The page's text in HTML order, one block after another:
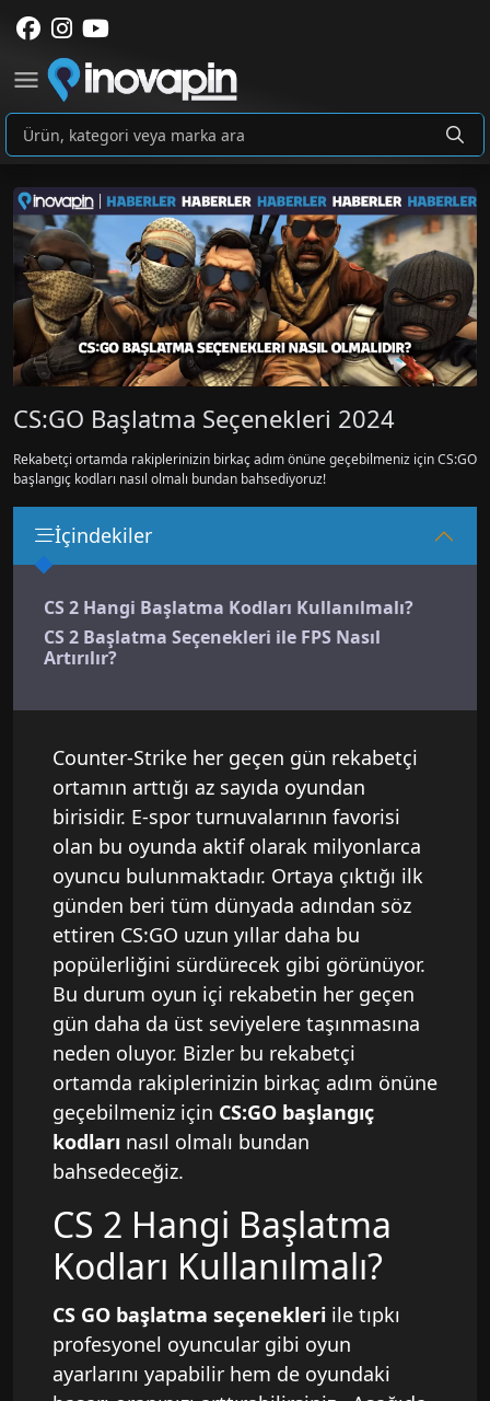
CS:GO Başlatma Seçenekleri 2024
Rekabetçi ortamda rakiplerinizin birkaç adım önüne geçebilmeniz için CS:GO
başlangıç kodları nasıl olmalı bundan bahsediyoruz!
İçindekiler
CS 2 Hangi Başlatma Kodları Kullanılmalı?
CS 2 Başlatma Seçenekleri ile FPS Nasıl
Artırılır?
Counter-Strike her geçen gün rekabetçi
ortamın arttığı az sayıda oyundan
birisidir. E-spor turnuvalarının favorisi
olan bu oyunda aktif olarak milyonlarca
oyuncu bulunmaktadır. Ortaya çıktığı ilk
günden beri tüm dünyada adından söz
ettiren CS:GO uzun yıllar daha bu
popülerliğini sürdürecek gibi görünüyor.
Bu durum oyun içi rekabetin her geçen
gün daha da üst seviyelere taşınmasına
neden oluyor. Bizler bu rekabetçi
ortamda rakiplerinizin birkaç adım önüne
geçebilmeniz için CS:GO başlangıç
kodları nasıl olmalı bundan
bahsedeceğiz.
CS 2 Hangi Başlatma
Kodları Kullanılmalı?
CS GO başlatma seçenekleri ile tıpkı
profesyonel oyuncular gibi oyun
ayarlarını yapabilir hem de oyundaki